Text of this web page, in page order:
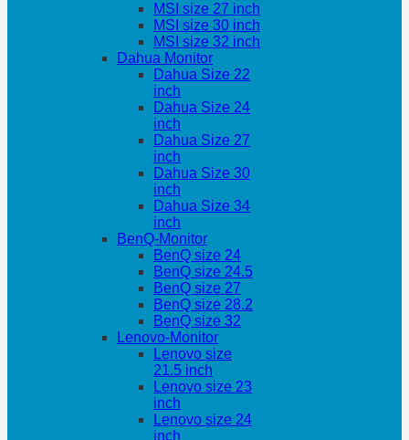
MSI size 27 inch
MSI size 30 inch
MSI size 32 inch
Dahua Monitor
Dahua Size 22
inch
Dahua Size 24
inch
Dahua Size 27
inch
Dahua Size 30
inch
Dahua Size 34
inch
BenQ-Monitor
BenQ size 24
BenQ size 24.5
BenQ size 27
BenQ size 28.2
BenQ size 32
Lenovo-Monitor
Lenovo size
21.5 inch
Lenovo size 23
inch
Lenovo size 24
inch